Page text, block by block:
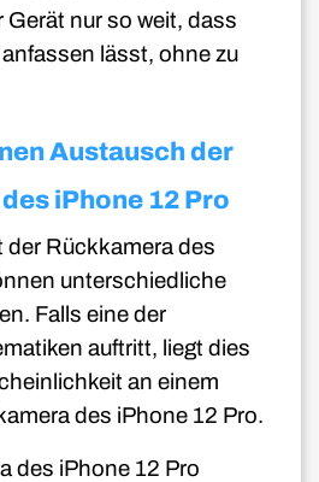
Gerät nur so weit, dass
lässt, ohne zu
Austausch der
iPhone 12 Pro
der Rückkamera des
unterschiedliche
Falls eine der
auftritt, liegt dies
an einem
des iPhone 12 Pro.
des iPhone 12 Pro